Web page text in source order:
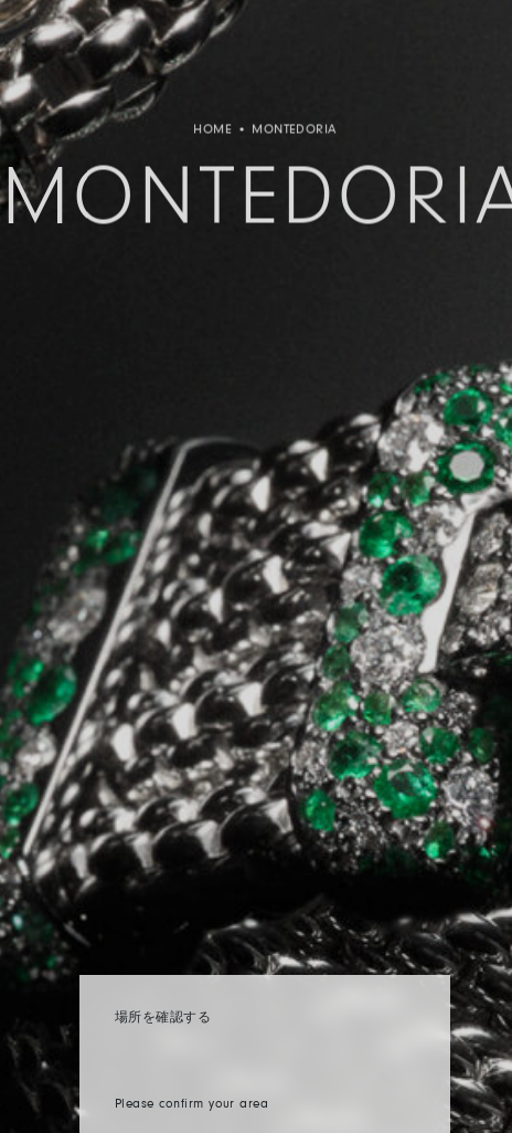
場所を確認する
Please confirm your area
HOME • MONTEDORIA